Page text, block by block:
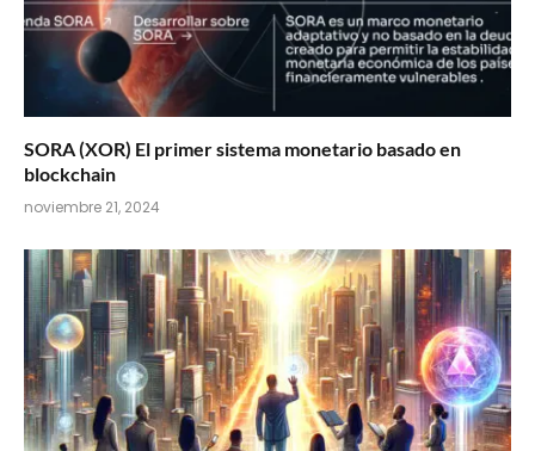
SORA (XOR) El primer sistema monetario basado en
blockchain
noviembre 21, 2024